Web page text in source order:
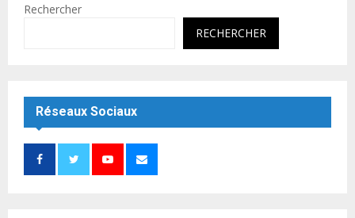
Rechercher
RECHERCHER
Réseaux Sociaux